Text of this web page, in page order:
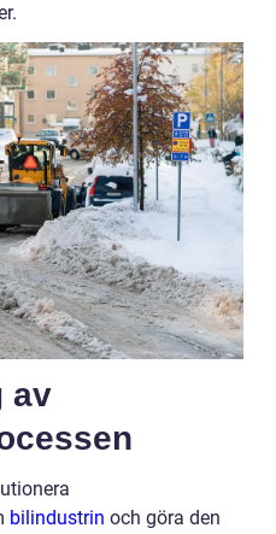
av
bilindustrin och göra den